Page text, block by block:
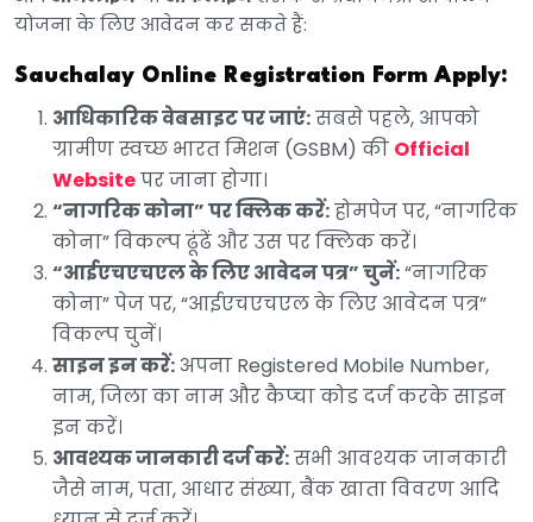
योजना के लिए आवेदन कर सकते हैं:
Sauchalay Online Registration Form Apply:
आधिकारिक वेबसाइट पर जाएं:सबसे पहले, आपको
ग्रामीण स्वच्छ भारत मिशन (GSBM) की Official
Websiteपर जाना होगा।
“नागरिक कोना” पर क्लिक करें:होमपेज पर, “नागरिक
कोना” विकल्प ढूंढें और उस पर क्लिक करें।
“आईएचएचएल के लिए आवेदन पत्र” चुनें:“नागरिक
कोना” पेज पर, “आईएचएचएल के लिए आवेदन पत्र”
विकल्प चुनें।
साइन इन करें:अपना Registered Mobile Number,
नाम, जिला का नाम और कैप्चा कोड दर्ज करके साइन
इन करें।
आवश्यक जानकारी दर्ज करें:सभी आवश्यक जानकारी
जैसे नाम, पता, आधार संख्या, बैंक खाता विवरण आदि